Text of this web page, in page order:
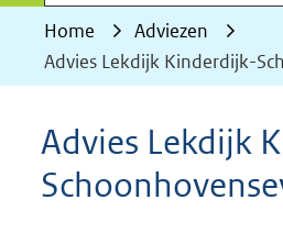
geweigerd.
Home
Adviezen
Advies Lekdijk Kinderdijk-
Advies Lekdijk